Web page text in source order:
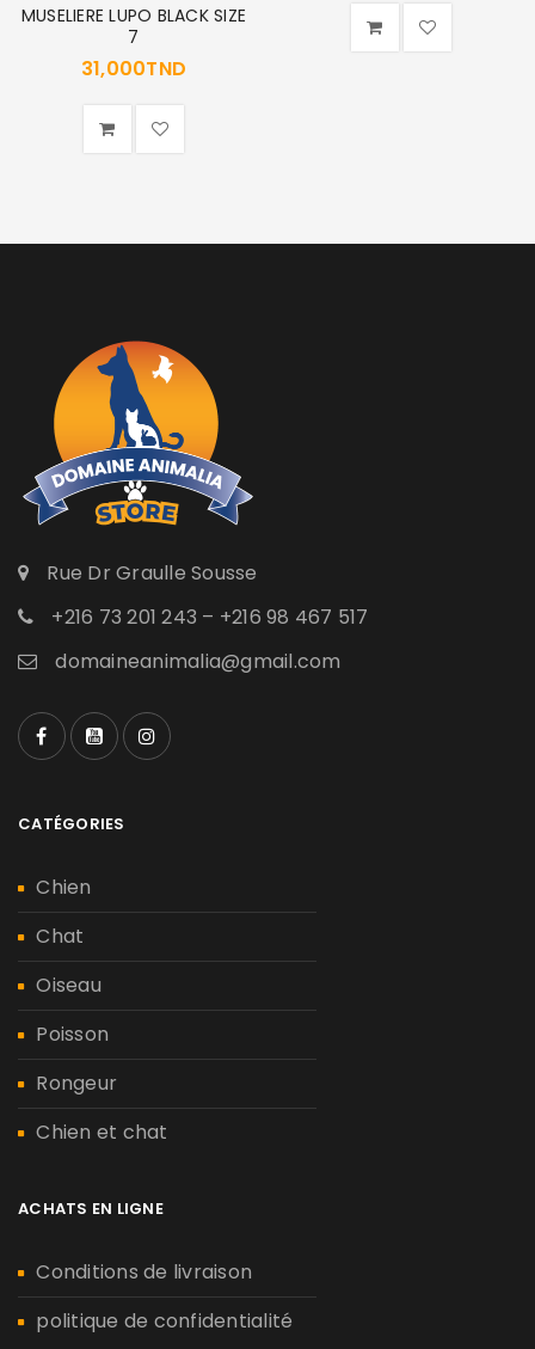
MUSELIERE LUPO BLACK SIZE
7
31,000TND
Rue Dr Graulle Sousse
+216 73 201 243 – +216 98 467 517
domaineanimalia@gmail.com
CATÉGORIES
Chien
Chat
Oiseau
Poisson
Rongeur
Chien et chat
ACHATS EN LIGNE
Conditions de livraison
politique de confidentialité